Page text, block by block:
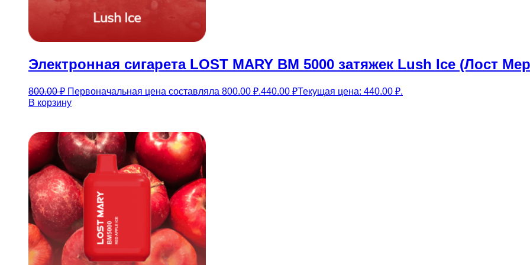
Электронная сигарета LOST MARY BM 5000 затяжек Lush Ice (Лост
800.00₽ Первоначальная цена составляла 800.00 ₽.440.00 ₽Текущая цена: 440.00 ₽.
В корзину